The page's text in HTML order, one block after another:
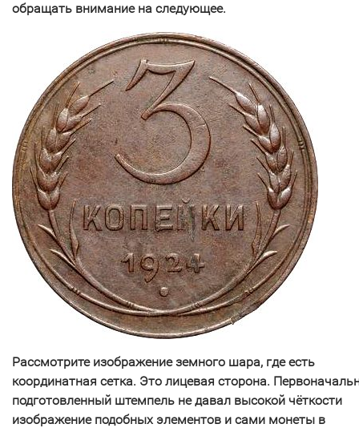
обращать внимание на следующее.
Рассмотрите изображение земного шара, где есть
координатная сетка. Это лицевая сторона.
подготовленный штемпель не давал высокой чёткости
изображение подобных элементов и сами монеты в